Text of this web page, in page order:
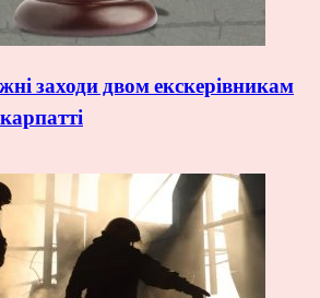
заходи двом екскерівникам